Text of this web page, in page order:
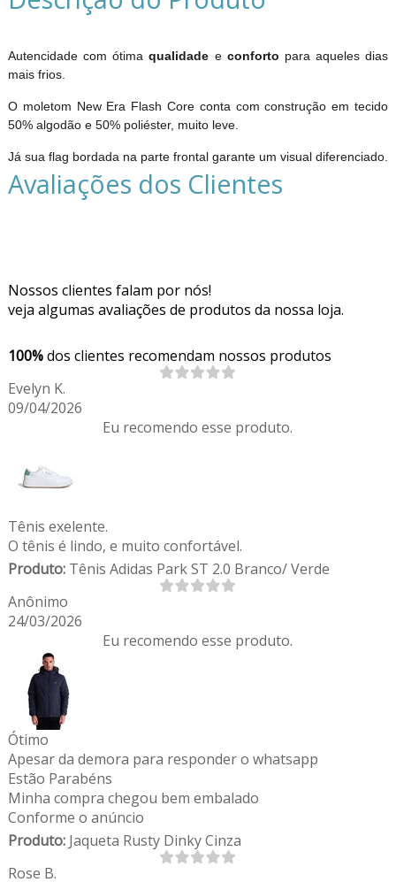
Autencidade com ótimaqualidade e conforto para aqueles dias
mais frios.
O moletom New Era Flash Core conta com construção em tecido
50% algodão e 50% poliéster, muito leve.
Já sua flag bordada na parte frontal garante um visual diferenciado.
Avaliações dos Clientes
Nossos clientes falam por nós!
veja algumas avaliações de produtos da nossa loja.
100%dos clientes recomendam nossos produtos
Evelyn K.
09/04/2026
Eu recomendo esse produto.
Tênis exelente.
O tênis é lindo, e muito confortável.
Produto:Tênis Adidas Park ST 2.0 Branco/ Verde
Anônimo
24/03/2026
Eu recomendo esse produto.
Ótimo
Apesar da demora para responder o whatsapp
Estão Parabéns
Minha compra chegou bem embalado
Conforme o anúncio
Produto:Jaqueta Rusty Dinky Cinza
Rose B.